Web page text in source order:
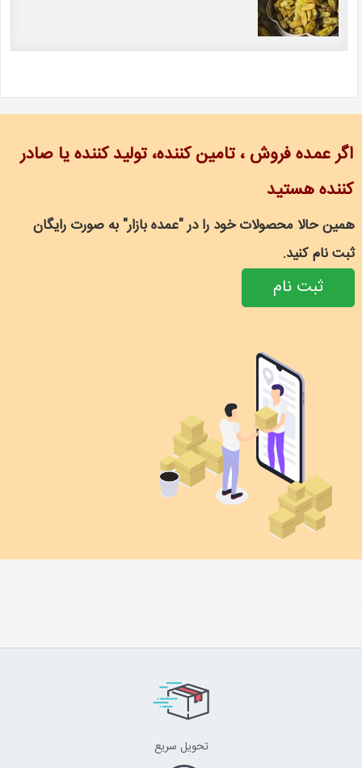
اگر عمده فروش ، تامین کننده، تولید کننده یا صادر
کننده هستید
همین حالا محصولات خود را در "عمده بازار" به صورت رایگان
ثبت نام کنید.
ثبت نام
تحویل سریع